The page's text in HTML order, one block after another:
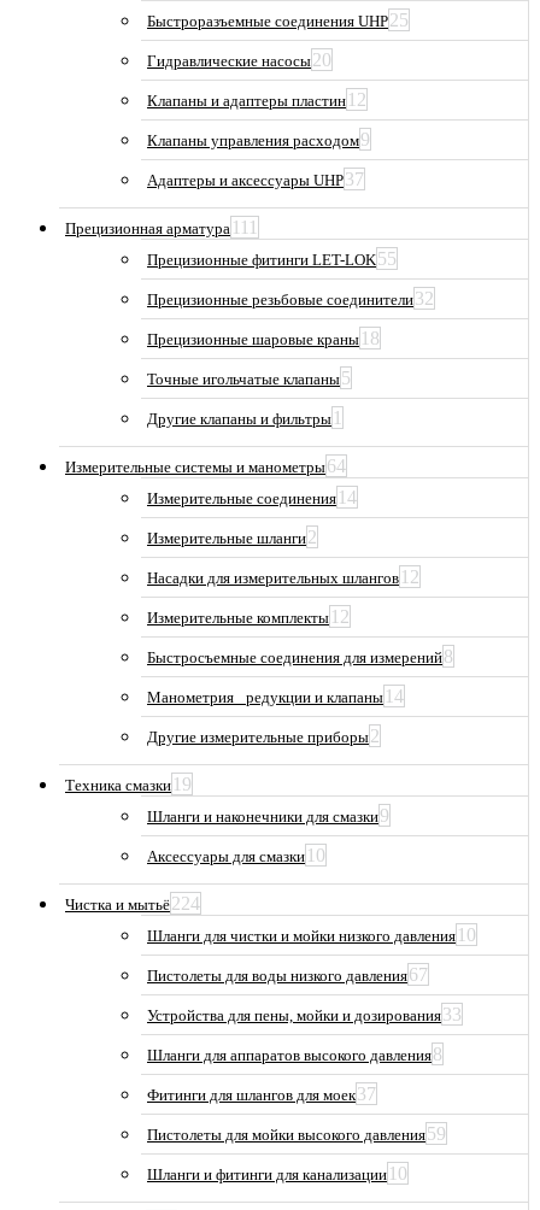
Быстроразъемные соединения UHP25
Гидравлические насосы20
Клапаны и адаптеры пластин 12
Клапаны управления расходом9
Адаптеры и аксессуары UHP37
Прецизионная арматура 111
Прецизионные фитинги LET-LOK55
Прецизионные резьбовые соединители32
Прецизионные шаровые краны 18
Точные игольчатые клапаны5
Другие клапаны и фильтры 1
Измерительные системы и манометры64
Измерительные соединения 14
Измерительные шланги2
Насадки для измерительных шлангов 12
Измерительные комплекты 12
Быстросъемные соединения для измерений8
Манометрия_ редукции и клапаны 14
Другие измерительные приборы2
Техника смазки 19
Шланги и наконечники для смазки9
Аксессуары для смазки 10
Чистка и мытьё224
Шланги для чистки и мойки низкого давления 10
Пистолеты для воды низкого давления67
Устройства для пены, мойки и дозирования33
Шланги для аппаратов высокого давления8
Фитинги для шлангов для моек37
Пистолеты для мойки высокого давления59
Шланги и фитинги для канализации 10